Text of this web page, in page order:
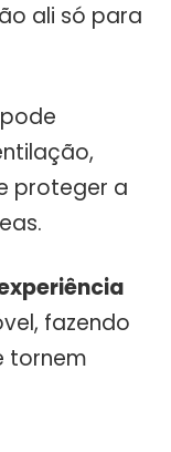
ali só para
proteger a
fazendo
tornem